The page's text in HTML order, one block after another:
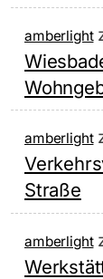
amberlight
amberlight
Straße
amberlight